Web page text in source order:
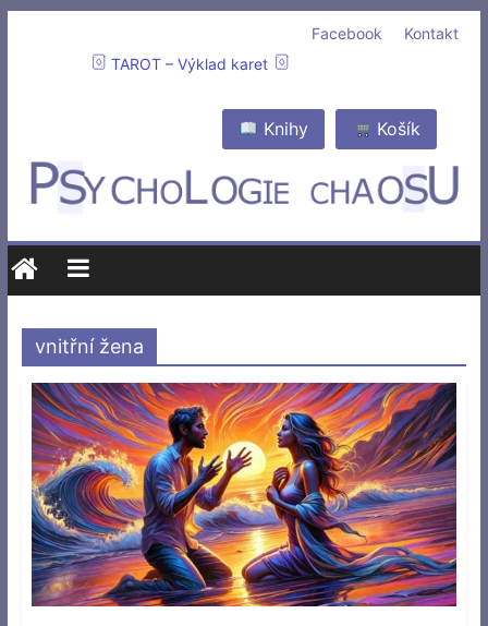
Kontakt
Facebook
TAROT – Výklad karet
Košík
Knihy
vnitřní žena